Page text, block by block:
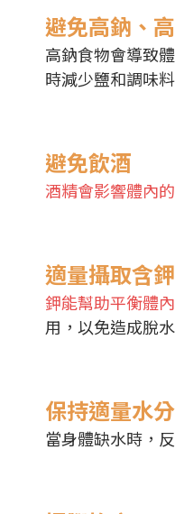
避免高鈉、
高鈉食物會導致
時減少鹽和調味
避免飲酒
酒精會影響體內
適量攝取含
鉀能幫助平衡體
用，以免造成脫水
保持適量水
當身體缺水時，